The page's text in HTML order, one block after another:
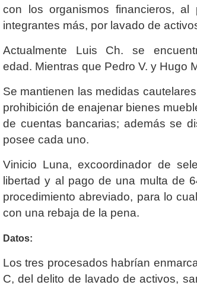
con los organismos financieros,
integrantes más, por lavado de
Actualmente Luis Ch. se
edad. Mientras que Pedro V. y Hugo
Se mantienen las medidas
prohibición de enajenar bienes
de cuentas bancarias; además se
posee cada uno.
Vinicio Luna, excoordinador de
libertad y al pago de una multa de
procedimiento abreviado, para lo
con una rebaja de la pena.
Datos:
Los tres procesados habrían
C, del delito de lavado de activos,